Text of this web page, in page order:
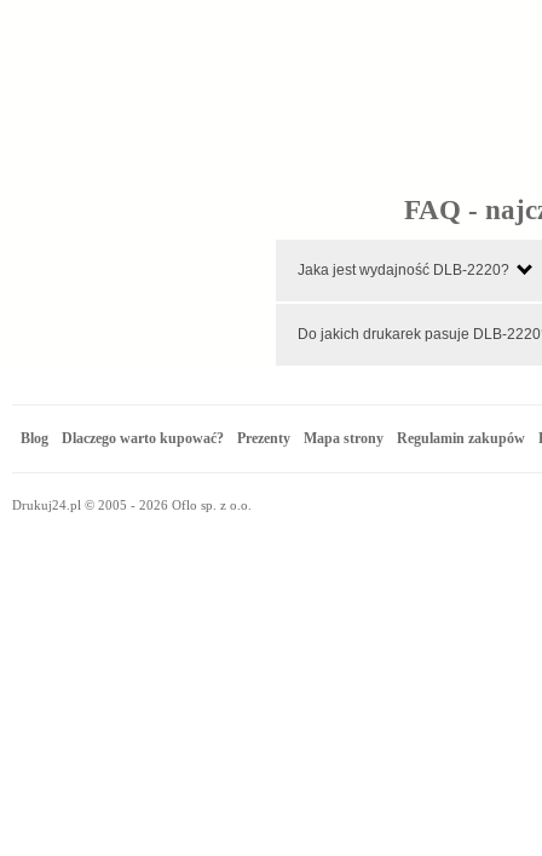
FAQ -
Jaka jest wydajność DLB-2220?
Do jakich drukarek pasuje
Blog Dlaczego warto kupować? Prezenty Mapa strony Regulamin zakupów
Drukuj24.pl © 2005 - 2026 Oflo sp. z o.o.